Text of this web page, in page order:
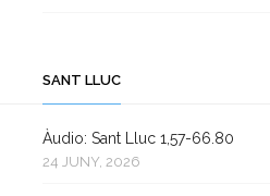
SANT LLUC
Àudio: Sant Lluc 1,57-66.80
24 JUNY, 2026